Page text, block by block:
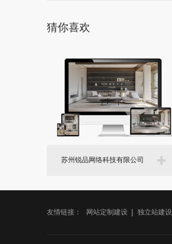
猜你喜欢
苏州锐品网络科技有限公司
友情链接： 网站定制建设 独立站建设